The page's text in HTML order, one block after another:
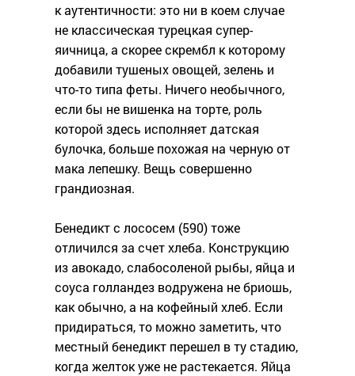
к аутентичности: это ни в коем случае
не классическая турецкая супер-
яичница, а скорее скрембл к которому
добавили тушеных овощей, зелень и
что-то типа феты. Ничего необычного,
если бы не вишенка на торте, роль
которой здесь исполняет датская
булочка, больше похожая на черную от
мака лепешку. Вещь совершенно
грандиозная.
Бенедикт с лососем (590) тоже
отличился за счет хлеба. Конструкцию
из авокадо, слабосоленой рыбы, яйца и
соуса голландез водружена не бриошь,
как обычно, а на кофейный хлеб. Если
придираться, то можно заметить, что
местный бенедикт перешел в ту стадию,
когда желток уже не растекается. Яйца